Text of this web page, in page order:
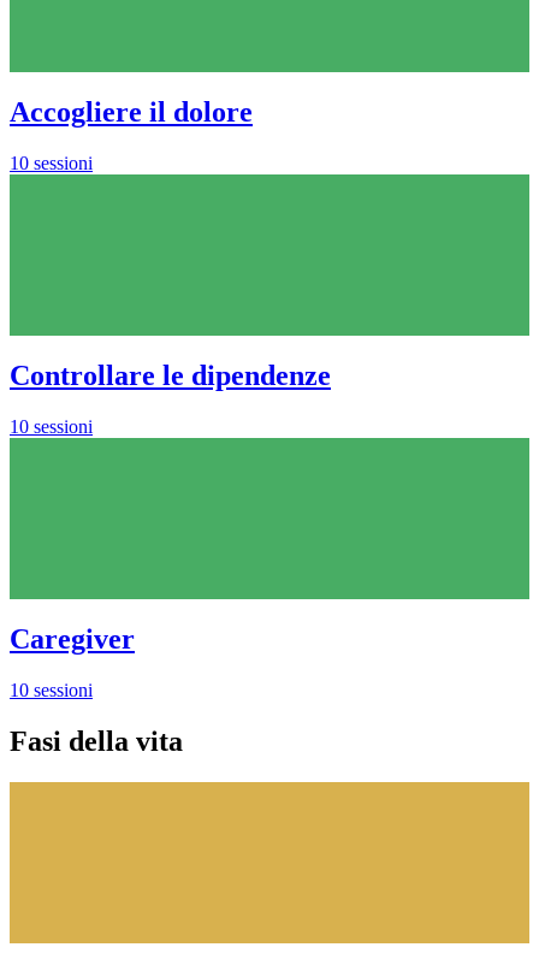
Accogliere il dolore
10 sessioni
Controllare le dipendenze
10 sessioni
Caregiver
10 sessioni
Fasi della vita